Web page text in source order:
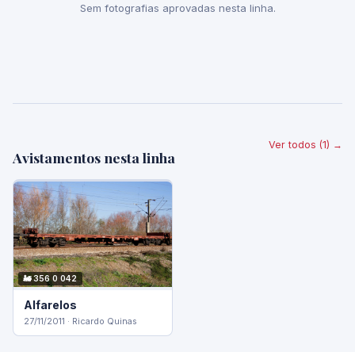
Sem fotografias aprovadas nesta linha.
Avistamentos nesta linha
Ver todos (1) →
🚂 356 0 042
Alfarelos
27/11/2011 · Ricardo Quinas